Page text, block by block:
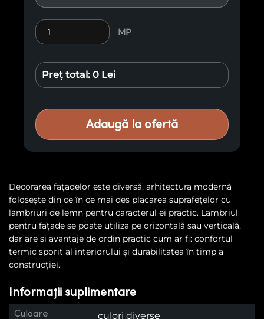
Cantitate Lambriu pentru fațade
MP
Preț total: 0 Lei
Adaugă la ofertă
Decorarea fațadelor este diversă, arhitectura modernă
folosește din ce în ce mai des placarea suprafețelor cu
lambriuri de lemn pentru caracterul ei practic. Lambriul
pentru faţade se poate utiliza pe orizontală sau verticală,
dar are și avantaje de ordin practic cum ar fi: confortul
termic sporit al interiorului și durabilitatea în timp a
construcției.
Informații suplimentare
Culoare culori diverse